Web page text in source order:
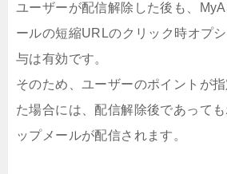
ユーザーが配信解除した後も、
ールの短縮URLのクリック時オプ
与は有効です。
そのため、ユーザーのポイントが
た場合には、配信解除後であって
ップメールが配信されます。